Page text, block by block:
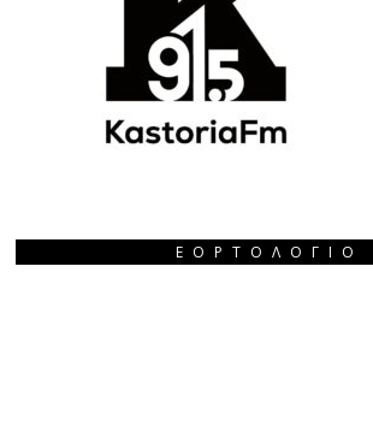
ΕΟΡΤΟΛΌΓΙΟ